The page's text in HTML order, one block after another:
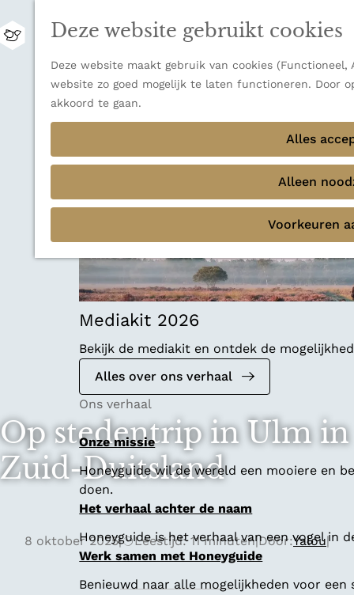
Deze website gebruikt cookies
Deze website maakt gebruik van cookies
website zo goed mogelijk te laten functioneren. Door
akkoord te gaan.
Alles
Alleen
Voorkeuren
M
n
u
bestemming voor wie houdt van natuur,
Sluiten
Thema's
Verborgen parels
Terug Ons verhaal
Mediakit 2026
Bekijk de mediakit en ontdek de
Alles over ons verhaal
Ons verhaal
Onze missie
Honeyguide wil de wereld een mooiere en
doen.
Het verhaal achter de naam
Honeyguide is het verhaal van een vogel in
Werk samen met Honeyguide
Benieuwd naar alle mogelijkheden voor
Op stedentrip in Ulm in
Zuid-Duitsland
8 oktober 2025| Leestijd: 11 minuten|Door:Yalou|